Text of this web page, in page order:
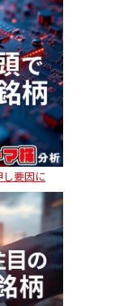
し要因に